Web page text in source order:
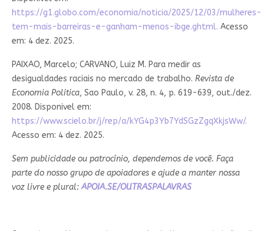
https://g1.globo.com/economia/noticia/2025/12/03/mulheres-
tem-mais-barreiras-e-ganham-menos-ibge.ghtml. Acesso
em: 4 dez. 2025.
PAIXAO, Marcelo; CARVANO, Luiz M. Para medir as
desigualdades raciais no mercado de trabalho. Revista de
Economia Politica, Sao Paulo, v. 28, n. 4, p. 619-639, out./dez.
2008. Disponivel em:
https://www.scielo.br/j/rep/a/kYG4p3Yb7YdSGzZgqXkjsWw/.
Acesso em: 4 dez. 2025.
Sem publicidade ou patrocínio, dependemos de você. Faça
parte do nosso grupo de apoiadores e ajude a manter nossa
voz livre e plural: APOIA.SE/OUTRASPALAVRAS